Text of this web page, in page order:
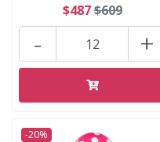
$487$609
+
-
-20%